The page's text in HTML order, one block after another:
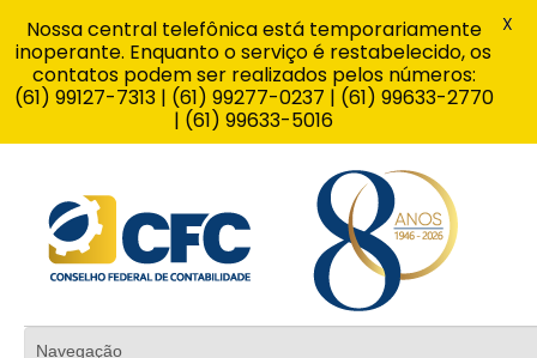
Nossa central telefônica está temporariamente
inoperante. Enquanto o serviço é restabelecido, os
contatos podem ser realizados pelos números:
(61) 99127-7313 | (61) 99277-0237 | (61) 99633-2770
| (61) 99633-5016
X